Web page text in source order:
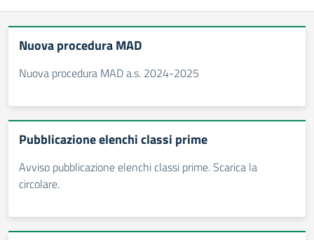
Nuova procedura MAD
Nuova procedura MAD a.s. 2024-2025
Pubblicazione elenchi classi prime
Avviso pubblicazione elenchi classi prime. Scarica la
circolare.